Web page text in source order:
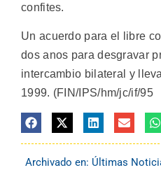
confites.
Un acuerdo para el libre
dos anos para desgravar
intercambio bilateral y
1999. (FIN/IPS/hm/jc/if/95
Archivado en: Últimas